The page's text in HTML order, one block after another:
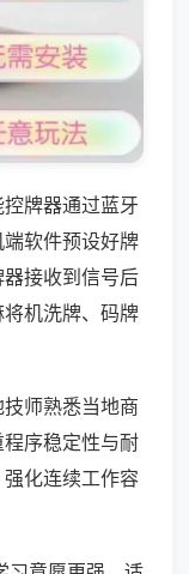
牌器通过蓝牙
软件预设好牌
接收到信号后
机洗牌、码牌
师熟悉当地商
序稳定性与耐
化连续工作容